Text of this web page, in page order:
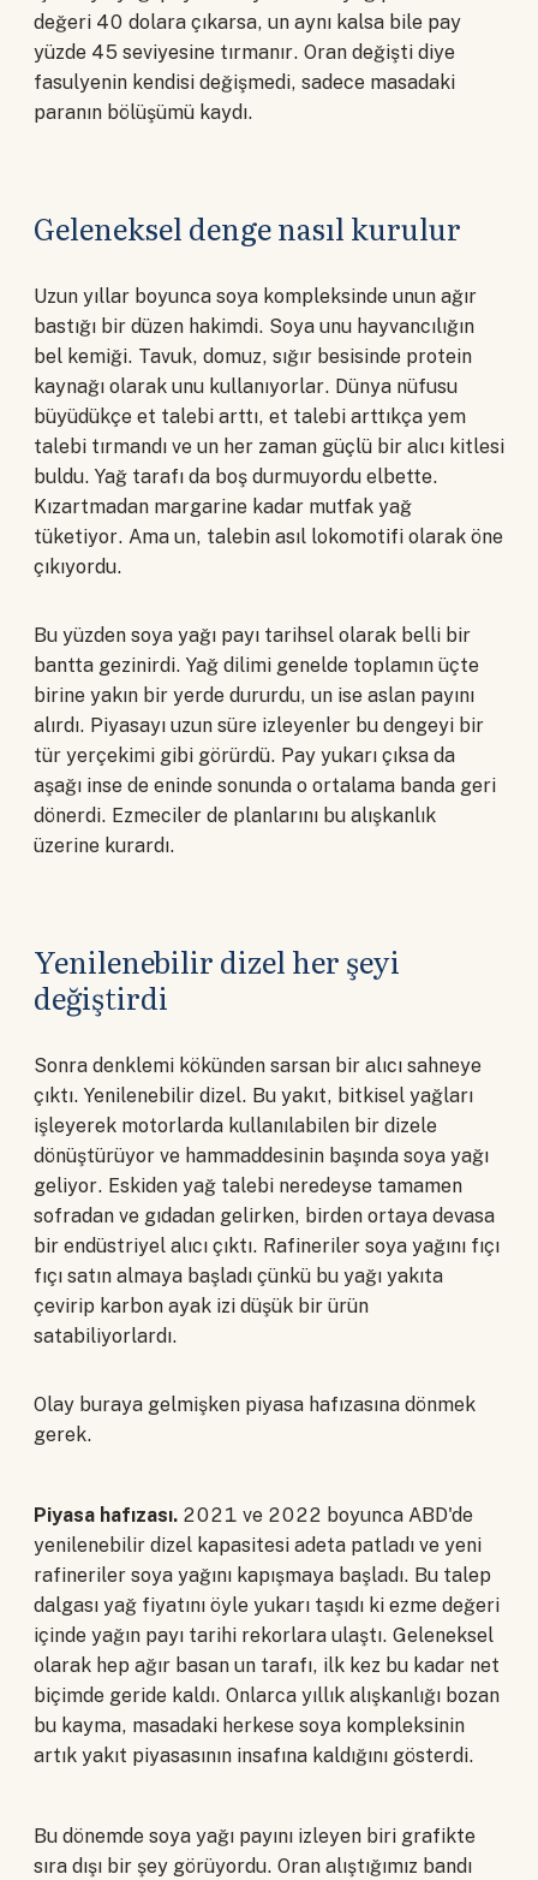
değeri 40 dolara çıkarsa, un aynı kalsa bile pay
yüzde 45 seviyesine tırmanır. Oran değişti diye
fasulyenin kendisi değişmedi, sadece masadaki
paranın bölüşümü kaydı.
Geleneksel denge nasıl kurulur
Uzun yıllar boyunca soya kompleksinde unun ağır
bastığı bir düzen hakimdi. Soya unu hayvancılığın
bel kemiği. Tavuk, domuz, sığır besisinde protein
kaynağı olarak unu kullanıyorlar. Dünya nüfusu
büyüdükçe et talebi arttı, et talebi arttıkça yem
talebi tırmandı ve un her zaman güçlü bir alıcı kitlesi
buldu. Yağ tarafı da boş durmuyordu elbette.
Kızartmadan margarine kadar mutfak yağ
tüketiyor. Ama un, talebin asıl lokomotifi olarak öne
çıkıyordu.
Bu yüzden soya yağı payı tarihsel olarak belli bir
bantta gezinirdi. Yağ dilimi genelde toplamın üçte
birine yakın bir yerde dururdu, un ise aslan payını
alırdı. Piyasayı uzun süre izleyenler bu dengeyi bir
tür yerçekimi gibi görürdü. Pay yukarı çıksa da
aşağı inse de eninde sonunda o ortalama banda geri
dönerdi. Ezmeciler de planlarını bu alışkanlık
üzerine kurardı.
Yenilenebilir dizel her şeyi
değiştirdi
Sonra denklemi kökünden sarsan bir alıcı sahneye
çıktı. Yenilenebilir dizel. Bu yakıt, bitkisel yağları
işleyerek motorlarda kullanılabilen bir dizele
dönüştürüyor ve hammaddesinin başında soya yağı
geliyor. Eskiden yağ talebi neredeyse tamamen
sofradan ve gıdadan gelirken, birden ortaya devasa
bir endüstriyel alıcı çıktı. Rafineriler soya yağını fıçı
fıçı satın almaya başladı çünkü bu yağı yakıta
çevirip karbon ayak izi düşük bir ürün
satabiliyorlardı.
Olay buraya gelmişken piyasa hafızasına dönmek
gerek.
Piyasa hafızası. 2021 ve 2022 boyunca ABD'de
yenilenebilir dizel kapasitesi adeta patladı ve yeni
rafineriler soya yağını kapışmaya başladı. Bu talep
dalgası yağ fiyatını öyle yukarı taşıdı ki ezme değeri
içinde yağın payı tarihi rekorlara ulaştı. Geleneksel
olarak hep ağır basan un tarafı, ilk kez bu kadar net
biçimde geride kaldı. Onlarca yıllık alışkanlığı bozan
bu kayma, masadaki herkese soya kompleksinin
artık yakıt piyasasının insafına kaldığını gösterdi.
Bu dönemde soya yağı payını izleyen biri grafikte
sıra dışı bir şey görüyordu. Oran alıştığımız bandı